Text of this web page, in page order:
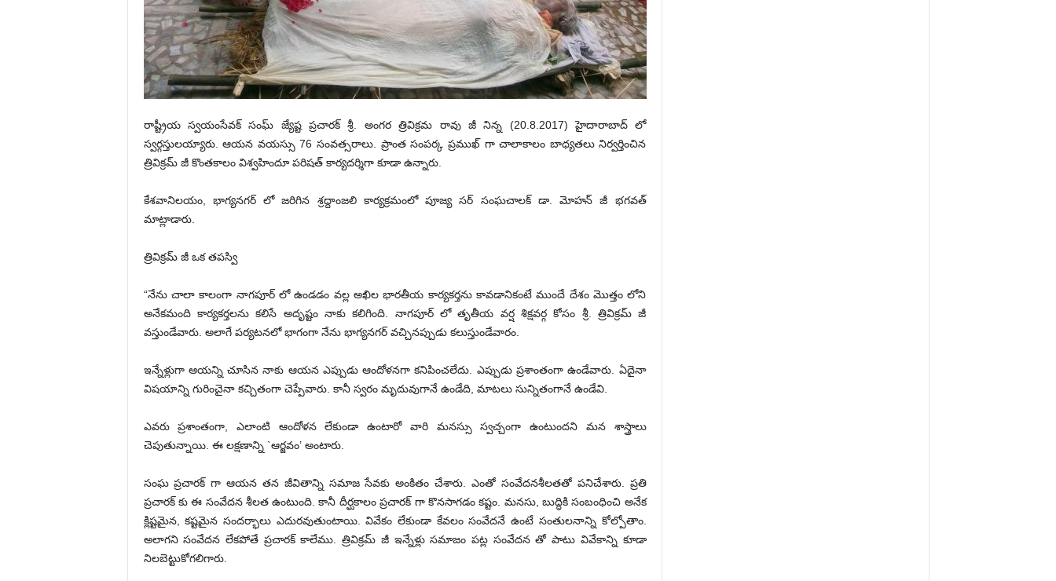
రాష్ట్రీయ స్వయంసేవక్ సంఘ్ జ్యేష్ట ప్రచారక్ శ్రీ. అంగర త్రివిక్రమ రావు జీ నిన్న (20.8.2017) హైదారాబాద్ లో
స్వర్గస్తులయ్యారు. ఆయన వయస్సు 76 సంవత్సరాలు. ప్రాంత సంపర్క ప్రముఖ్ గా చాలాకాలం బాధ్యతలు నిర్వర్తించిన
త్రివిక్రమ్ జీ కొంతకాలం విశ్వహిందూ పరిషత్ కార్యదర్శిగా కూడా ఉన్నారు.
కేశవానిలయం, భాగ్యనగర్ లో జరిగిన శ్రద్దాంజలి కార్యక్రమంలో పూజ్య సర్ సంఘచాలక్ డా. మోహన్ జీ భగవత్
మాట్లాడారు.
త్రివిక్రమ్ జీ ఒక తపస్వి
“నేను చాలా కాలంగా నాగపూర్ లో ఉండడం వల్ల అఖిల భారతీయ కార్యకర్తను కావడానికంటే ముందే దేశం మొత్తం లోని
అనేకమంది కార్యకర్తలను కలిసే అదృష్టం నాకు కలిగింది. నాగపూర్ లో తృతీయ వర్ష శిక్షవర్గ కోసం శ్రీ. త్రివిక్రమ్ జీ
వస్తుండేవారు. అలాగే పర్యటనలో భాగంగా నేను భాగ్యనగర్ వచ్చినప్పుడు కలుస్తుండేవారం.
ఇన్నేళ్లుగా ఆయన్ని చూసిన నాకు ఆయన ఎప్పుడు ఆందోళనగా కనిపించలేదు. ఎప్పుడు ప్రశాంతంగా ఉండేవారు. ఏదైనా
విషయాన్ని గురించైనా కచ్చితంగా చెప్పేవారు. కానీ స్వరం మృదువుగానే ఉండేది, మాటలు సున్నితంగానే ఉండేవి.
ఎవరు ప్రశాంతంగా, ఎలాంటి ఆందోళన లేకుండా ఉంటారో వారి మనస్సు స్వచ్చంగా ఉంటుందని మన శాస్త్రాలు
చెపుతున్నాయి. ఈ లక్షణాన్ని `ఆర్జవం’ అంటారు.
సంఘ ప్రచారక్ గా ఆయన తన జీవితాన్ని సమాజ సేవకు అంకితం చేశారు. ఎంతో సంవేదనశీలతతో పనిచేశారు. ప్రతి
ప్రచారక్ కు ఈ సంవేదన శీలత ఉంటుంది. కానీ దీర్ఘకాలం ప్రచారక్ గా కొనసాగడం కష్టం. మనసు, బుద్ధికి సంబంధించి అనేక
క్లిష్టమైన, కష్టమైన సందర్భాలు ఎదురవుతుంటాయి. వివేకం లేకుండా కేవలం సంవేదనే ఉంటే సంతులనాన్ని కోల్పోతాం.
అలాగని సంవేదన లేకపోతే ప్రచారక్ కాలేము. త్రివిక్రమ్ జీ ఇన్నేళ్లు సమాజం పట్ల సంవేదన తో పాటు వివేకాన్ని కూడా
నిలబెట్టుకోగలిగారు.